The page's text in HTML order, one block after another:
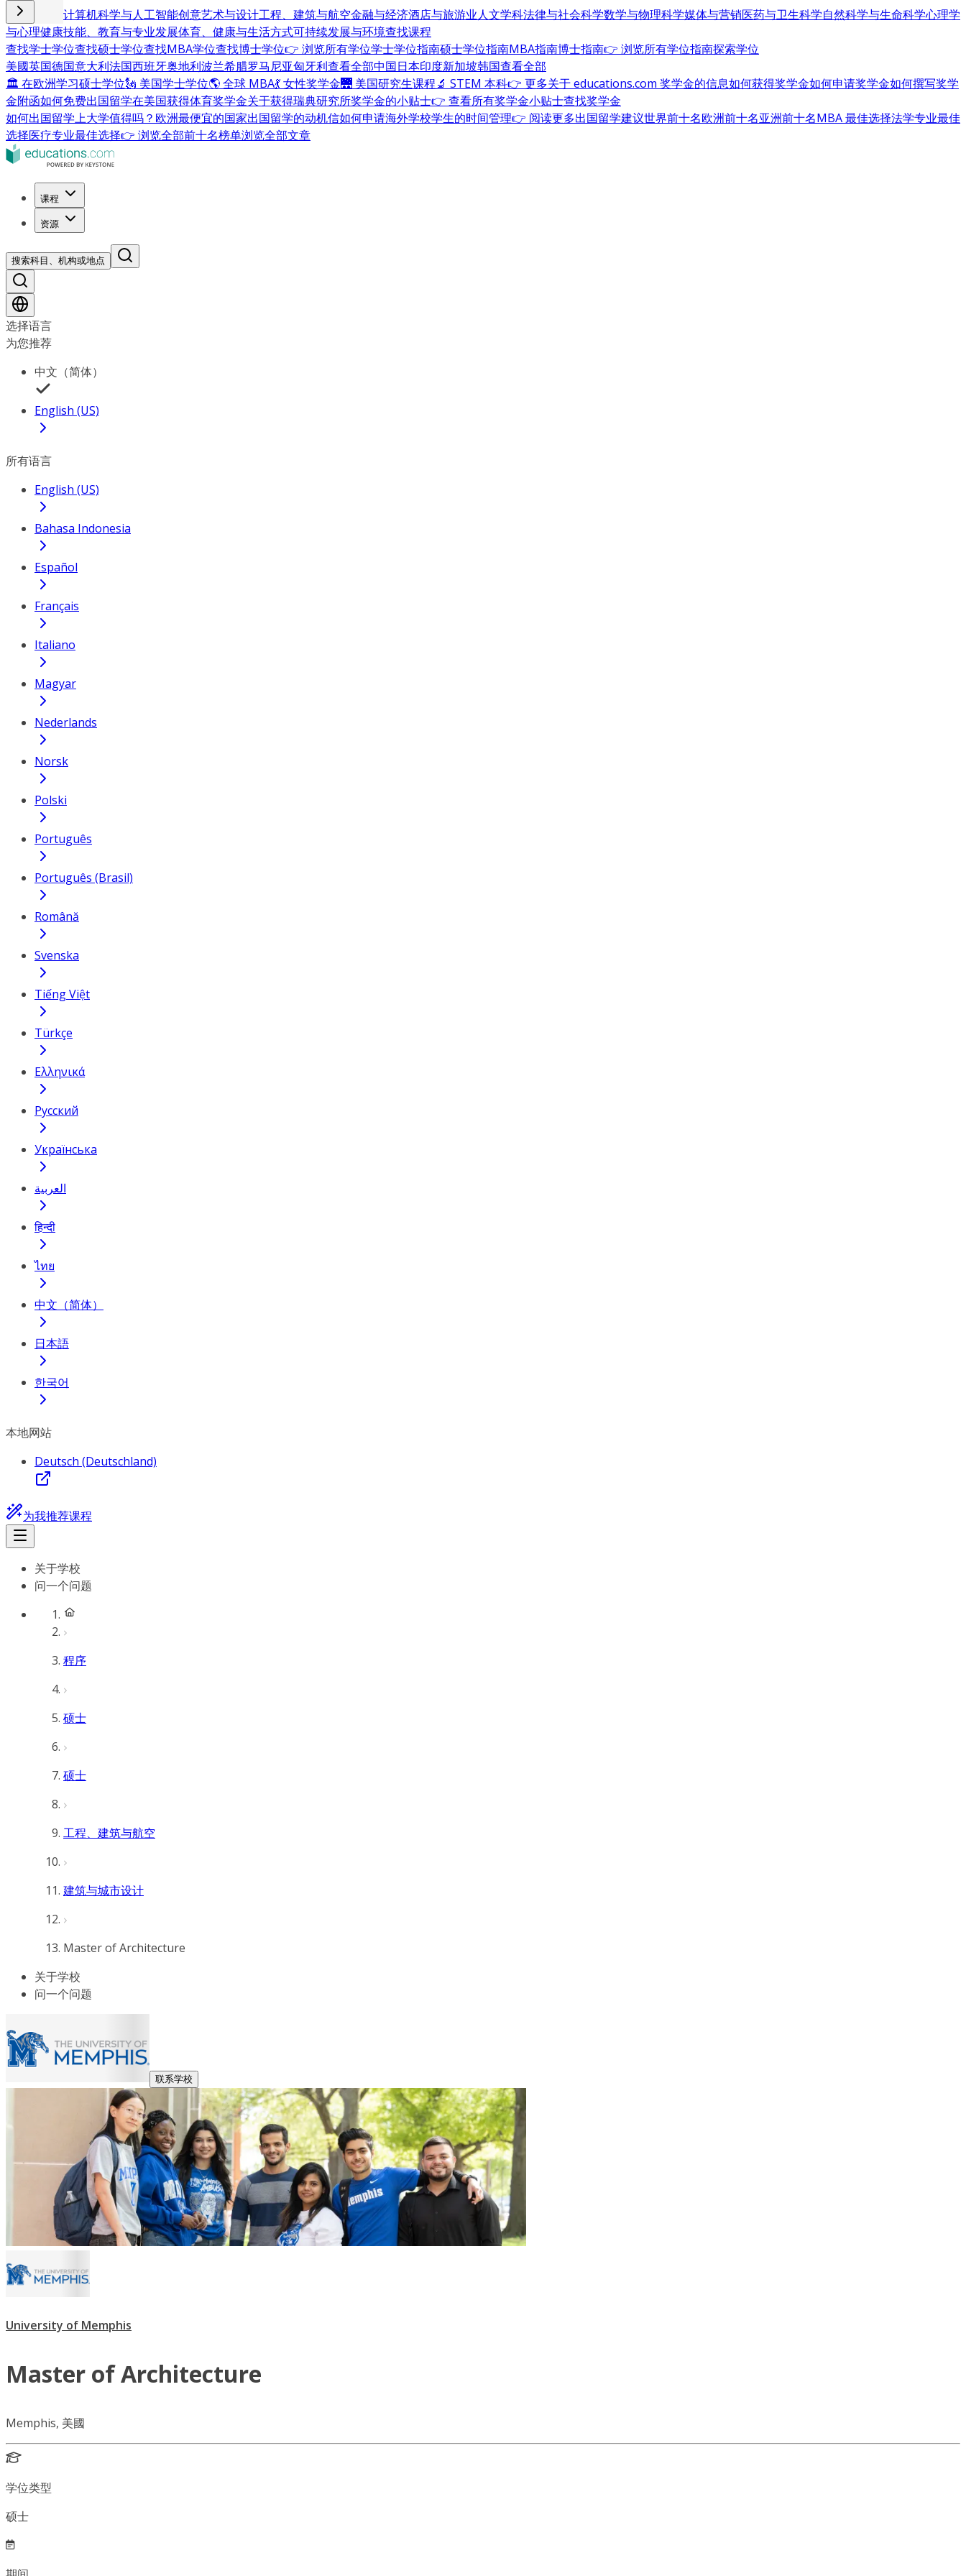
商业与管理 计算机科学与人工智能创意艺术与设计工程、建筑与航空金融与经济酒店与旅游业人文学科法律与社会科学数学与物理科学媒体与营销医药与卫生科学自然科学与生命科学心理学
与心理健康技能、教育与专业发展体育、健康与生活方式可持续发展与环境查找课程
查找学士学位查找硕士学位查找MBA学位查找博士学位👉 浏览所有学位学士学位指南硕士学位指南MBA指南博士指南👉 浏览所有学位指南探索学位
美國英国德国意大利法国西班牙奥地利波兰希腊罗马尼亚匈牙利查看全部中国日本印度新加坡韩国查看全部
🏛 在欧洲学习硕士学位🗽 美国学士学位🌎 全球 MBA💃 女性奖学金🌉 美国研究生课程🔬 STEM 本科👉 更多关于 educations.com 奖学金的信息如何获得奖学金如何申请奖学金如何撰写奖学
金附函如何免费出国留学在美国获得体育奖学金关于获得瑞典研究所奖学金的小贴士👉 查看所有奖学金小贴士查找奖学金
如何出国留学上大学值得吗？ 欧洲最便宜的国家出国留学的动机信如何申请海外学校学生的时间管理👉 阅读更多出国留学建议世界前十名欧洲前十名亚洲前十名MBA 最佳选择法学专业最佳
选择医疗专业最佳选择👉 浏览全部前十名榜单浏览全部文章
课程
资源
搜索科目、机构或地点
选择语言
为您推荐
中文（简体）
English (US)
所有语言
English (US)
Bahasa Indonesia
Español
Français
Italiano
Magyar
Nederlands
Norsk
Polski
Português
Português (Brasil)
Română
Svenska
Tiếng Việt
Türkçe
Ελληνικά
Русский
Українська
العربية
हिन्दी
ไทย
中文（简体）
日本語
한국어
本地网站
Deutsch (Deutschland)
为我推荐课程
关于学校
问一个问题
程序
硕士
硕士
工程、建筑与航空
建筑与城市设计
Master of Architecture
关于学校
问一个问题
联系学校
University of Memphis
Master of Architecture
Memphis, 美國
学位类型
硕士